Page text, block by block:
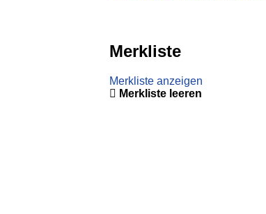
Merkliste
Merkliste anzeigen
Merkliste leeren